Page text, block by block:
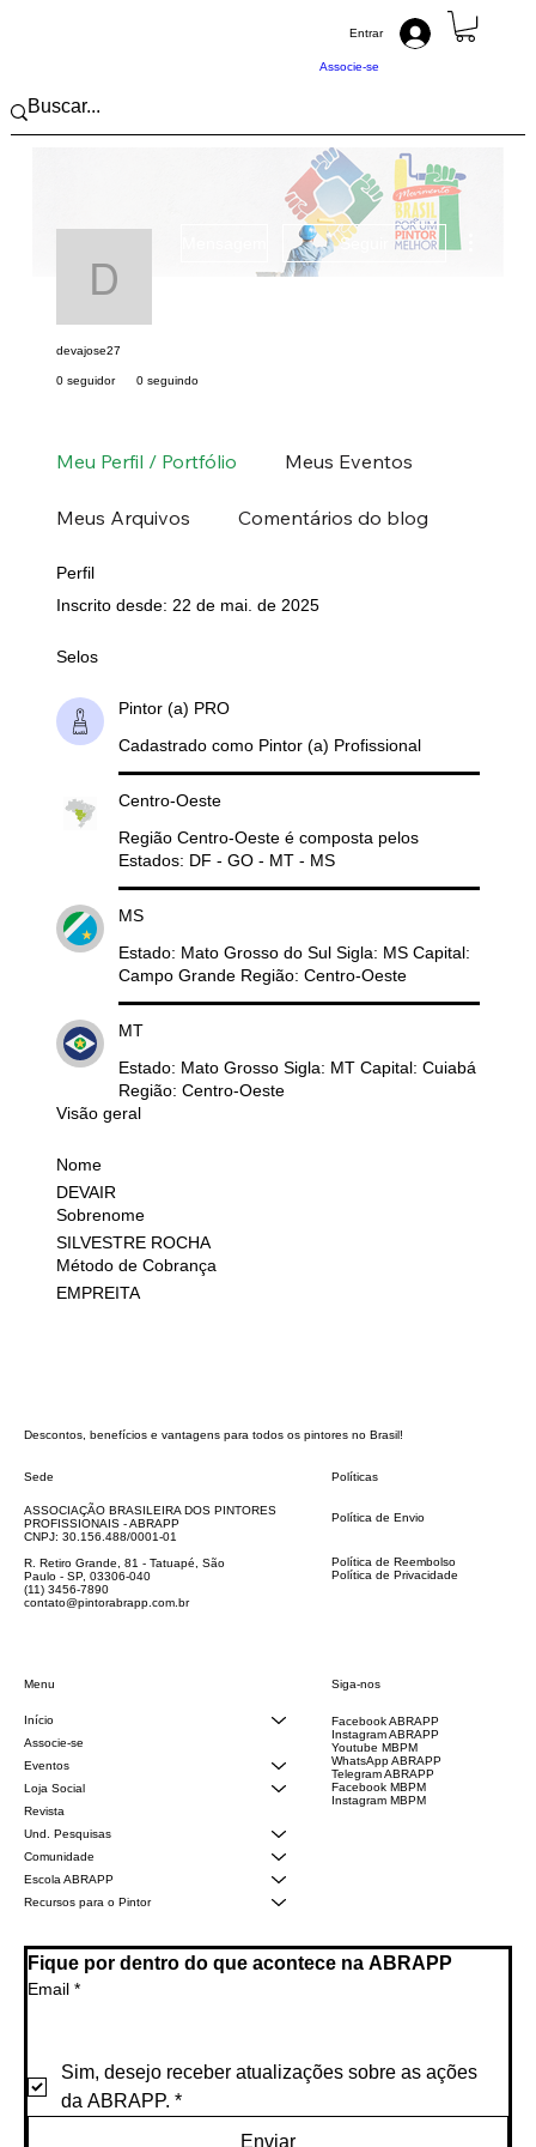
Associe-se
Entrar
devajose27
Seguir
devajose27
0 seguidor 0 seguindo
Meu Perfil / Portfólio Meus Eventos
Meus Arquivos Comentários do blog
Perfil
Inscrito desde: 22 de mai. de 2025
Selos
Pintor (a) PRO
Cadastrado como Pintor (a) Profissional
Centro-Oeste
Região Centro-Oeste é composta pelos
Estados: DF - GO - MT - MS
MS
Estado: Mato Grosso do Sul Sigla: MS Capital:
Campo Grande Região: Centro-Oeste
MT
Estado: Mato Grosso Sigla: MT Capital: Cuiabá
Região: Centro-Oeste
Visão geral
Nome
DEVAIR
Sobrenome
SILVESTRE ROCHA
Método de Cobrança
EMPREITA
Descontos, benefícios e vantagens para todos os pintores no Brasil!
Sede
ASSOCIAÇÃO BRASILEIRA DOS PINTORES
PROFISSIONAIS - ABRAPP
CNPJ: 30.156.488/0001-01
R. Retiro Grande, 81 - Tatuapé, São
Paulo - SP, 03306-040
(11) 3456-7890
contato@pintorabrapp.com.br
Menu
Início
Associe-se
Eventos
Loja Social
Revista
Und. Pesquisas
Comunidade
Escola ABRAPP
Recursos para o Pintor
Políticas
Política de Envio
Política de Reembolso
Política de Privacidade
Siga-nos
Facebook ABRAPP
Instagram ABRAPP
Youtube MBPM
WhatsApp ABRAPP
Telegram ABRAPP
Facebook MBPM
Instagram MBPM
Fique por dentro do que acontece na ABRAPP
Email *
Sim, desejo receber atualizações sobre as ações
da ABRAPP. *
Enviar